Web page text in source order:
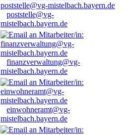
poststelle@vg-
mistelbach.bayern.de
finanzverwaltung@vg-
mistelbach.bayern.de
einwohneramt@vg-
mistelbach.bayern.de